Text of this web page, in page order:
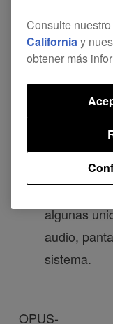
Jump.
calificación.
algunas
audio,
sistema.
OPUS-
Consulte nuestro
Californiay
obtener más